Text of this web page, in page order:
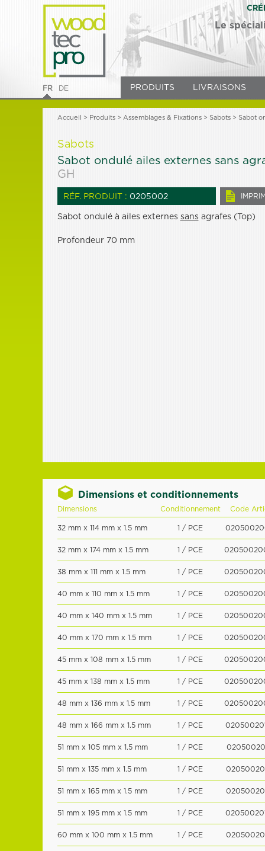
FR DE
Le
PRODUITS LIVRAISONS
Accueil > Produits> Assemblages & Fixations > Sabots> Sabot
Sabots
Sabot ondulé ailes externes sans
GH
RÉF. PRODUIT : 0205002
Sabot ondulé à ailes externes sans agrafes (Top)
Profondeur 70 mm
Dimensions et conditionnements
Dimensions Conditionnement Code
32 mm x 114 mm x 1.5 mm 1 / PCE
32 mm x 174 mm x 1.5 mm 1 / PCE
38 mm x 111 mm x 1.5 mm 1 / PCE
40 mm x 110 mm x 1.5 mm 1 / PCE
40 mm x 140 mm x 1.5 mm 1 / PCE
40 mm x 170 mm x 1.5 mm 1 / PCE
45 mm x 108 mm x 1.5 mm 1 / PCE
45 mm x 138 mm x 1.5 mm 1 / PCE
48 mm x 136 mm x 1.5 mm 1 / PCE
48 mm x 166 mm x 1.5 mm 1 / PCE
51 mm x 105 mm x 1.5 mm 1 / PCE
51 mm x 135 mm x 1.5 mm 1 / PCE
51 mm x 165 mm x 1.5 mm 1 / PCE
51 mm x 195 mm x 1.5 mm 1 / PCE
60 mm x 100 mm x 1.5 mm 1 / PCE